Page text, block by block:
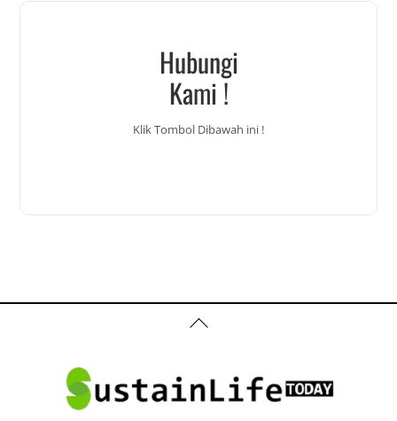
Hubungi
Kami !
Klik Tombol Dibawah ini !
Back
To